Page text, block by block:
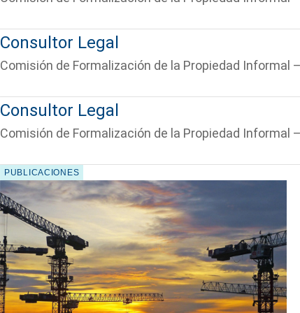
Consultor Legal
Comisión de Formalización de la Propiedad Informal –
Consultor Legal
Comisión de Formalización de la Propiedad Informal –
PUBLICACIONES